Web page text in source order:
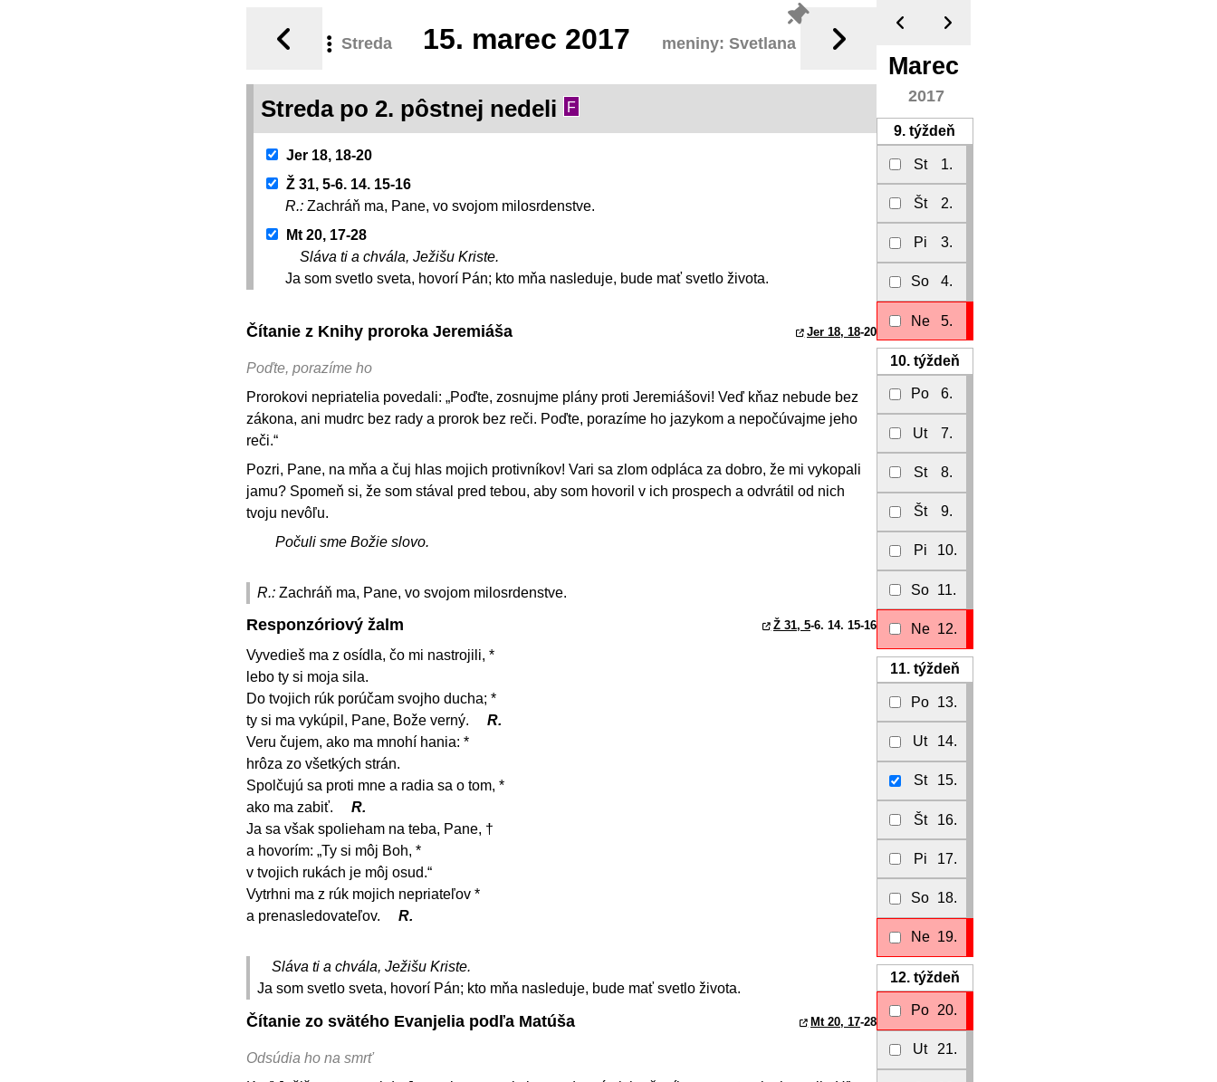
Streda 15. marec 2017 meniny: Svetlana
Streda po 2. pôstnej nedeli F
Jer 18, 18-20
Ž 31, 5-6. 14. 15-16
R.: Zachráň ma, Pane, vo svojom milosrdenstve.
Mt 20, 17-28
Sláva ti a chvála, Ježišu Kriste.
Ja som svetlo sveta, hovorí Pán; kto mňa nasleduje, bude mať svetlo života.
Čítanie z Knihy proroka Jeremiáša Jer 18, 18-20
Poďte, porazíme ho
Prorokovi nepriatelia povedali: „Poďte, zosnujme plány proti Jeremiášovi! Veď kňaz nebude bez
zákona, ani mudrc bez rady a prorok bez reči. Poďte, porazíme ho jazykom a nepočúvajme jeho
reči.“
Pozri, Pane, na mňa a čuj hlas mojich protivníkov! Vari sa zlom odpláca za dobro, že mi vykopali
jamu? Spomeň si, že som stával pred tebou, aby som hovoril v ich prospech a odvrátil od nich
tvoju nevôľu.
Počuli sme Božie slovo.
R.: Zachráň ma, Pane, vo svojom milosrdenstve.
Responzóriový žalm Ž 31, 5-6. 14. 15-16
Vyvedieš ma z osídla, čo mi nastrojili, *
lebo ty si moja sila.
Do tvojich rúk porúčam svojho ducha; *
ty si ma vykúpil, Pane, Bože verný.
R.
Veru čujem, ako ma mnohí hania: *
hrôza zo všetkých strán.
Spolčujú sa proti mne a radia sa o tom, *
ako ma zabiť.
R.
Ja sa však spolieham na teba, Pane, †
a hovorím: „Ty si môj Boh, *
v tvojich rukách je môj osud.“
Vytrhni ma z rúk mojich nepriateľov *
a prenasledovateľov.
R.
Sláva ti a chvála, Ježišu Kriste.
Ja som svetlo sveta, hovorí Pán; kto mňa nasleduje, bude mať svetlo života.
Čítanie zo svätého Evanjelia podľa Matúša Mt 20, 17-28
Odsúdia ho na smrť
Marec
2017
9. týždeň
St 1.
Št 2.
Pi 3.
So 4.
Ne 5.
10.týždeň
Po 6.
Ut 7.
St 8.
Št 9.
Pi 10.
So 11.
Ne 12.
11.týždeň
Po 13.
Ut 14.
St 15.
Št 16.
Pi 17.
So 18.
Ne 19.
12.týždeň
Po 20.
Ut 21.